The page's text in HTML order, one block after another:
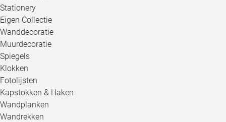
Stationery
Eigen Collectie
Wanddecoratie
Muurdecoratie
Spiegels
Klokken
Fotolijsten
Kapstokken & Haken
Wandplanken
Wandrekken